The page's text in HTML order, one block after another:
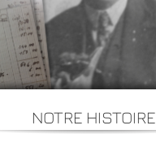
NOTRE HISTOIRE